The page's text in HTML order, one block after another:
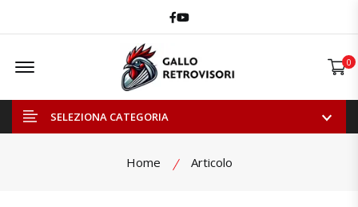
Facebook
Youtube
Offcanvas Menu Open 0
SELEZIONA CATEGORIA
Home Articolo